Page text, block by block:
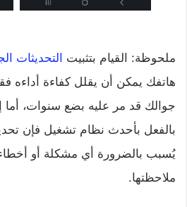
ملحوظة: القيام بتثبيت التحديثات
هاتفك يمكن أن يقلل كفاءة أداءه
جوالك قد مر عليه بضع سنوات، أما
بالفعل بأحدث نظام تشغيل فإن
يُسبب بالضرورة أي مشكلة أو أخطاء
ملاحظتها.